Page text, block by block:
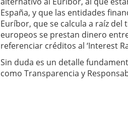
España, y que las entidades
Euríbor, que se calcula a raíz
europeos se prestan dinero
referenciar créditos al ‘Interest
Sin duda es un detalle
como Transparencia y